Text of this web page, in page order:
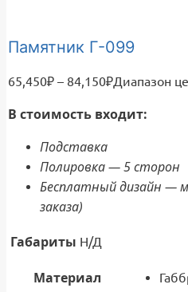
Памятник Г-099
65,450₽ – 84,150₽Диапазон
В стоимость входит:
Подставка
Полировка — 5 сторон
Бесплатный дизайн —
заказа)
Габариты Н/Д
Материал